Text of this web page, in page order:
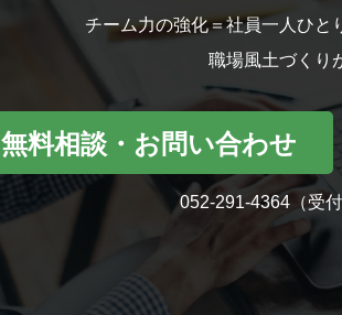
チーム力の強化＝社員一人ひと
職場風土づくり
無料相談・お問い合わせ
052-291-4364 （受